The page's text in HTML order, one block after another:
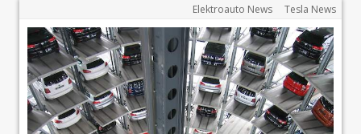
Elektroauto News Tesla News